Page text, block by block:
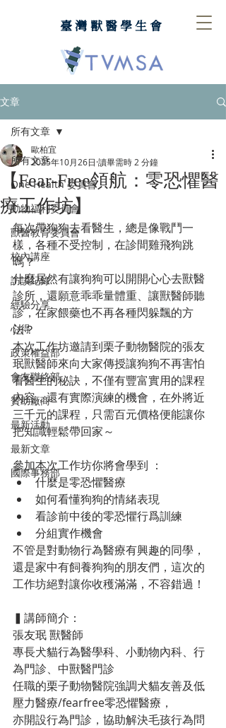
臺灣獸醫學生會
文章
所有文章
One Health 委員會
動物福利委員會
獸醫教育委員會
校內講座
訪談紀錄
經驗分享
心得
政策權益部
會友聯絡部
贊助廠商
最新活動
最新文章
國際事務部
所有文章
【Fear-Free領航：零恐懼醫
療工作坊】
歐柏宜
2025年10月26日 讀畢需時 2 分鐘
每次帶狗狗去看醫生，總是像戰鬥一
樣，各種不受控制，在診間雞飛狗跳
嗎？
什麼居然有讓狗狗可以開開心心去獸醫
診所，還願意乖乖量體重、讓獸醫師聽
診，在家餵藥也不再各種閃躲飄的方
法？
本次工作坊邀請到栗子動物醫院的張友
珉獸醫師來向大家傳授讓狗狗不再害怕
看醫生的秘訣，不僅有豐富實用的課程
內容，還有實際演練的機會，在外將近
三千元的課程，只需百元價格便能讓你
把知識輕鬆帶回家～
參加本次工作坊你將會學到 ：
什麼是零恐懼醫療
如何看懂狗狗的情緒表現
看診前中後的零恐懼行爲訓練
分組實作機會
不管是對動物行為醫療有興趣的同學，
還是家中有飼養狗狗的朋友們，這次的
工作坊絕對讓你收穫滿滿，不容錯過！
▍ 講師簡介：
張友珉 獸醫師
專長犬貓行為醫學科、小動物內科、行
為門診、中獸醫門診
任職的栗子動物醫院強調犬貓友善及低
壓力醫療/fearfree零恐懼醫療，
亦開設行為門診，協助解決毛孩行為問